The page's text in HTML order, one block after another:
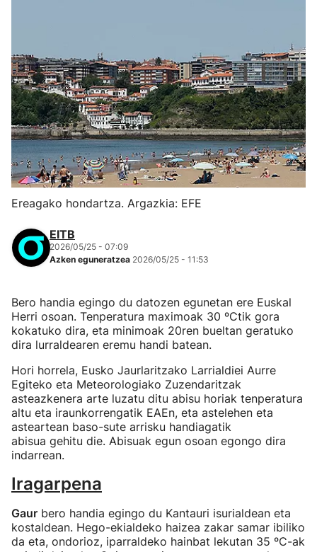
Ereagako hondartza. Argazkia: EFE
EITB
2026/05/25 - 07:09
Azken eguneratzea 2026/05/25 - 11:53
Bero handia egingo du datozen egunetan ere Euskal
Herri osoan. Tenperatura maximoak 30 ºCtik gora
kokatuko dira, eta minimoak 20ren bueltan geratuko
dira lurraldearen eremu handi batean.
Hori horrela, Eusko Jaurlaritzako Larrialdiei Aurre
Egiteko eta Meteorologiako Zuzendaritzak
asteazkenera arte luzatu ditu abisu horiak tenperatura
altu eta iraunkorrengatik EAEn, eta astelehen eta
asteartean baso-sute arrisku handiagatik
abisua gehitu die. Abisuak egun osoan egongo dira
indarrean.
Iragarpena
Gaur bero handia egingo du Kantauri isurialdean eta
kostaldean. Hego-ekialdeko haizea zakar samar ibiliko
da eta, ondorioz, iparraldeko hainbat lekutan 35 ºC-ak